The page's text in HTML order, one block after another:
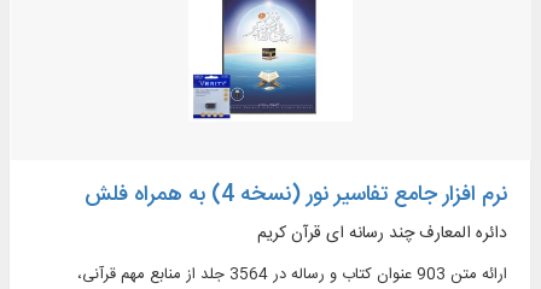
نرم افزار جامع تفاسیر نور (نسخه 4) به همراه فلش
دائره المعارف چند رسانه ای قرآن کریم
ارائه متن 903 عنوان کتاب و رساله در 3564 جلد از منابع مهم قرآنی،